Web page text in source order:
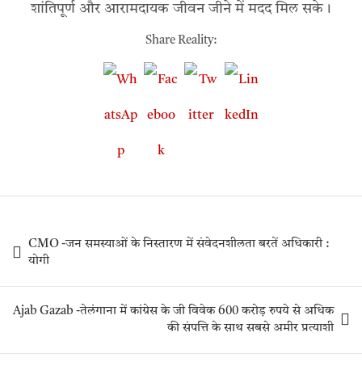
शांतिपूर्ण और आरामदायक जीवन जीने में मदद मिल सके।
Share Reality:
CMO -जन समस्याओं के निस्तारण में संवेदनशीलता बरतें अधिकारी :
योगी
Ajab Gazab -तेलंगाना में कांग्रेस के जी विवेक 600 करोड़ रुपये से अधिक
की संपत्ति के साथ सबसे अमीर प्रत्याशी